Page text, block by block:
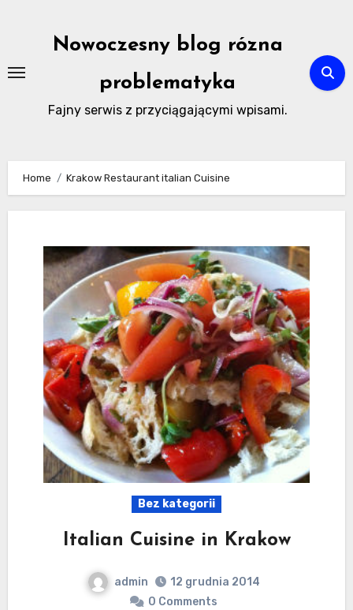
Nowoczesny blog rózna
problematyka
Fajny serwis z przyciągającymi wpisami.
Home Krakow Restaurant italian Cuisine
Bez kategorii
Italian Cuisine in Krakow
admin
12 grudnia 2014
0 Comments